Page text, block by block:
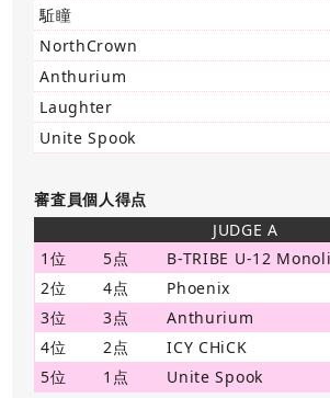
駈瞳
NorthCrown
Anthurium
Laughter
Unite Spook
審査員個人得点
JUDGE A
1位
5点
B-TRIBE U-12
2位
4点
Phoenix
3位
3点
Anthurium
4位
2点
ICY CHiCK
5位
1点 Unite Spook